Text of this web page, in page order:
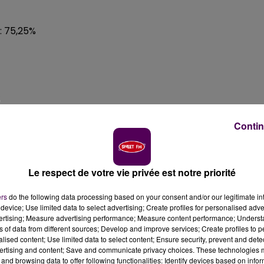
Le respect de votre vie privée est notre priorité
do the following data processing based on your consent and/or our legitimate
Use limited data to select advertising; Create profiles for personalised
Measure advertising performance; Measure content performance;
of data from different sources; Develop and improve services; Create profiles to
content; Use limited data to select content; Ensure security, prevent and
and content; Save and communicate privacy choices. These technologies
browsing data to offer following functionalities: Identify devices based on